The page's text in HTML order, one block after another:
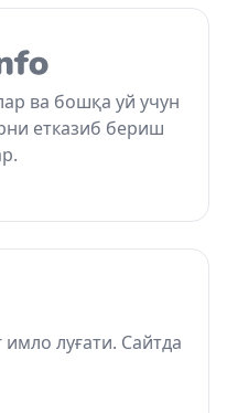
ва бошқа уй учун
етказиб бериш
луғати. Сайтда